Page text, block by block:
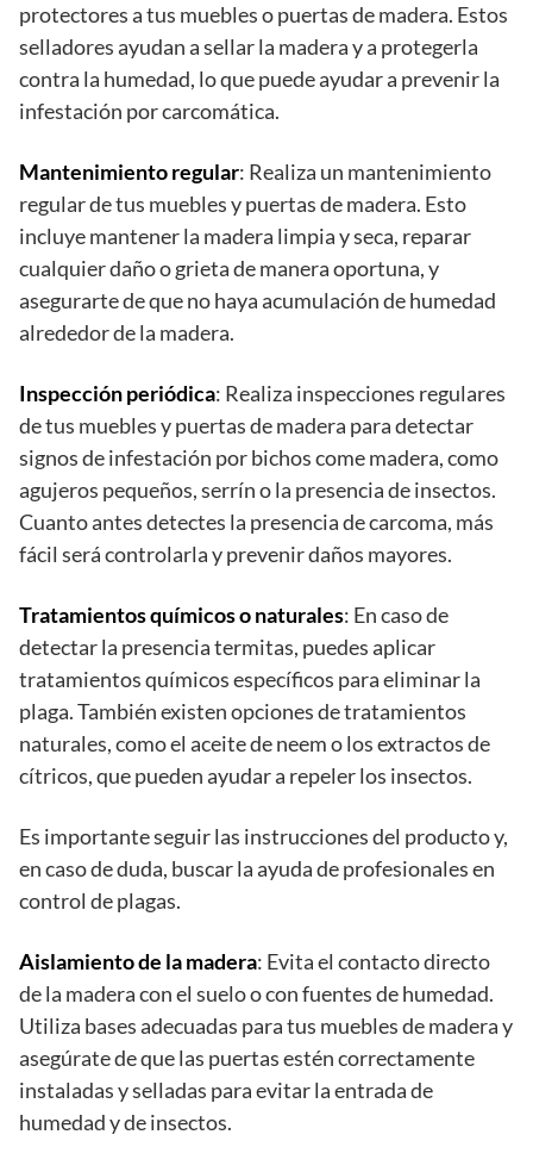
protectores a tus muebles o puertas de madera. Estos
selladores ayudan a sellar la madera y a protegerla
contra la humedad, lo que puede ayudar a prevenir la
infestación por carcomática.
Mantenimiento regular: Realiza un mantenimiento
regular de tus muebles y puertas de madera. Esto
incluye mantener la madera limpia y seca, reparar
cualquier daño o grieta de manera oportuna, y
asegurarte de que no haya acumulación de humedad
alrededor de la madera.
Inspección periódica: Realiza inspecciones regulares
de tus muebles y puertas de madera para detectar
signos de infestación por bichos come madera, como
agujeros pequeños, serrín o la presencia de insectos.
Cuanto antes detectes la presencia de carcoma, más
fácil será controlarla y prevenir daños mayores.
Tratamientos químicos o naturales: En caso de
detectar la presencia termitas, puedes aplicar
tratamientos químicos específicos para eliminar la
plaga. También existen opciones de tratamientos
naturales, como el aceite de neem o los extractos de
cítricos, que pueden ayudar a repeler los insectos.
Es importante seguir las instrucciones del producto y,
en caso de duda, buscar la ayuda de profesionales en
control de plagas.
Aislamiento de la madera: Evita el contacto directo
de la madera con el suelo o con fuentes de humedad.
Utiliza bases adecuadas para tus muebles de madera y
asegúrate de que las puertas estén correctamente
instaladas y selladas para evitar la entrada de
humedad y de insectos.